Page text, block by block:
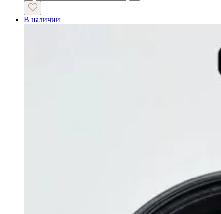
В наличии